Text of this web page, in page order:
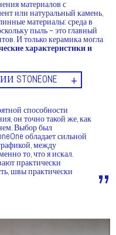
материалов с
или натуральный камень,
материалы: среда в
пыль – это главный
И только керамика могла
характеристики и
способности
он точно такой же, как
Выбор был
обладает сильной
между
то, что я искал.
практически
швы практически